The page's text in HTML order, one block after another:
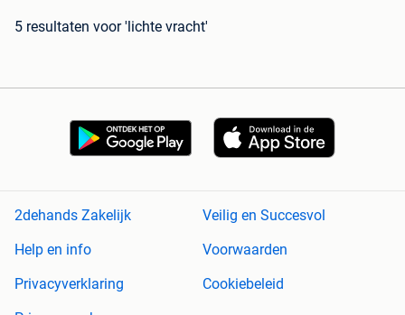
5 resultaten voor 'lichte vracht'
2dehands Zakelijk
Veilig en Succesvol
Help en info
Voorwaarden
Privacyverklaring
Cookiebeleid